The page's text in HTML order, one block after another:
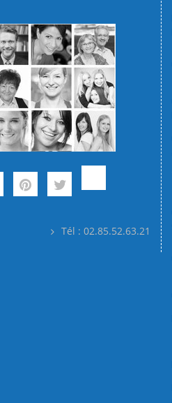
Tél : 02.85.52.63.21